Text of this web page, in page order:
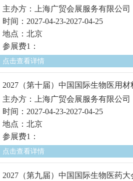
主办方：上海广贸会展服务有限公司
时间：2027-04-23-2027-04-25
地点：北京
参展费1：
点击查看详情
2027（第十届）中国国际生物医用
主办方：上海广贸会展服务有限公司
时间：2027-04-23-2027-04-25
地点：北京
参展费1：
点击查看详情
2027（第九届）中国国际生物医药大